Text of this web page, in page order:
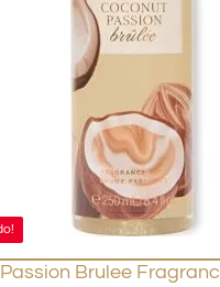
Brulee